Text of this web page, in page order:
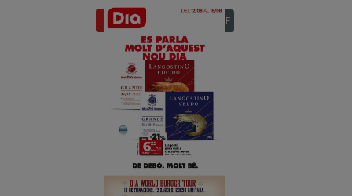
Ver folleto Descargar PDF